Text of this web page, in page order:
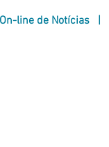
line de Notícias|